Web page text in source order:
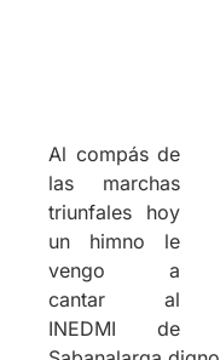
Al compás de
las marchas
triunfales hoy
un himno le
vengo a
cantar al
INEDMI de